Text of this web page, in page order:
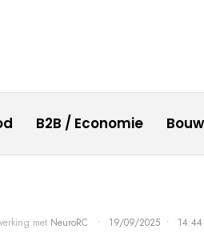
B2B / Economie Bouw
met NeuroRC • 19/09/2025 • 14:44